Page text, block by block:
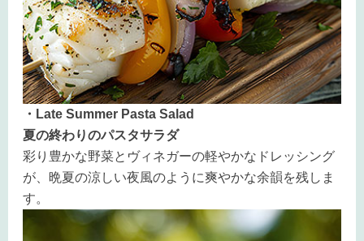
・Late Summer Pasta Salad
夏の終わりのパスタサラダ
彩り豊かな野菜とヴィネガーの軽やかなドレッシング
が、晩夏の涼しい夜風のように爽やかな余韻を残しま
す。